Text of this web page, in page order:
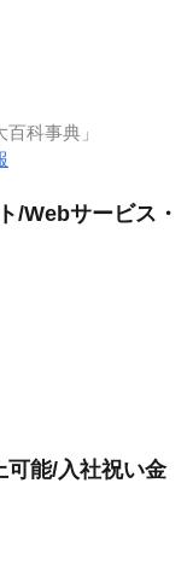
科事典」
/Webサービス・
可能/入社祝い金